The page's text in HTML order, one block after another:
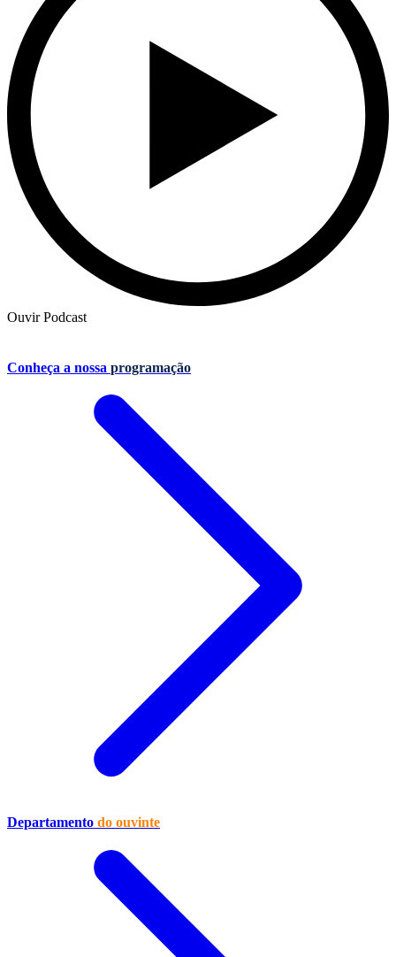
Ouvir Podcast
Conheça a nossa programação
Departamento do ouvinte